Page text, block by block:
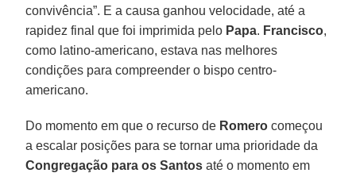
convivência”. E a causa ganhou velocidade, até a
rapidez final que foi imprimida pelo Papa. Francisco,
como latino-americano, estava nas melhores
condições para compreender o bispo centro-
americano.
Do momento em que o recurso de Romero começou
a escalar posições para se tornar uma prioridade da
Congregação para os Santos até o momento em